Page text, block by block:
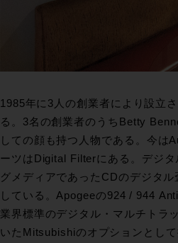
1985年に3人の創業者により設立
る。3名の創業者のうちBetty
しての顔も持つ人物である。今は
ーツはDigital Filterにある。デジ
グメディアであったCDのデジタ
している。Apogeeの924 / 944
業界標準のデジタル・マルチトラ
いたMitsubishiのオプションとし